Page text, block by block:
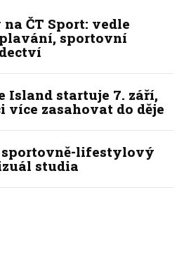
ČT Sport: vedle
sportovní
Island startuje 7. září,
více zasahovat do děje
sportovně-lifestylový
studia